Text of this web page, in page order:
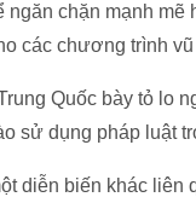
ngăn chặn mạnh
các chương trình
Quốc bày tỏ lo
sử dụng pháp luật
diễn biến khác liên